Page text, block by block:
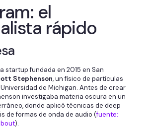
el
rápido
startup fundada en 2015 en San
Stephenson, un físico de partículas
de Michigan. Antes de crear
investigaba materia oscura en un
donde aplicó técnicas de deep
de formas de onda de audio (fuente:
).